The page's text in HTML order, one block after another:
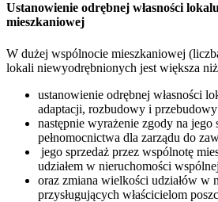
Ustanowienie odrębnej własności
mieszkaniowej
W dużej wspólnocie mieszkaniowej
lokali niewyodrębnionych jest większa
ustanowienie odrębnej własności
adaptacji, rozbudowy i
następnie wyrażenie zgody na jego
pełnomocnictwa dla zarządu do
jego sprzedaż przez wspólnotę
udziałem w nieruchomości
oraz zmiana wielkości udziałów w
przysługujących właścicielom